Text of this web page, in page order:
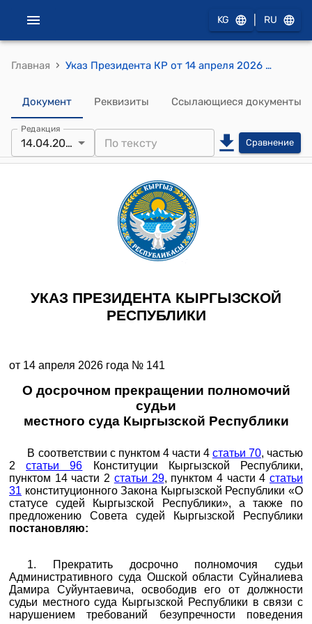
KG RU
Главная › Указ Президента КР от 14 апреля 2026 года № 141 "О досрочном прекращении полномочий судьи местного суда Кыргызской Республики"
Документ Реквизиты Ссылающиеся документы
Редакция
14.04.2026 Сравнение